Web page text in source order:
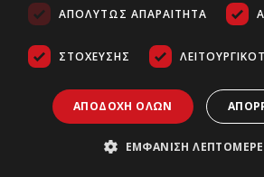
ΑΠΟΛΎΤΩΣ ΑΠΑΡΑΊΤΗΤΑ
ΣΤΌΧΕΥΣΗΣ
ΑΠΟΔΟΧΉ ΌΛΩΝ
ΕΜΦΆΝΙΣΗ